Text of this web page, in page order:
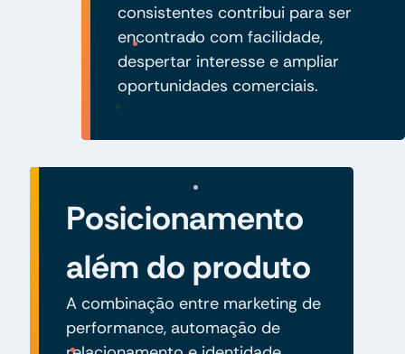
consistentes contribui para ser
encontrado com facilidade,
despertar interesse e ampliar
oportunidades comerciais.
Posicionamento
além do produto
A combinação entre marketing de
performance, automação de